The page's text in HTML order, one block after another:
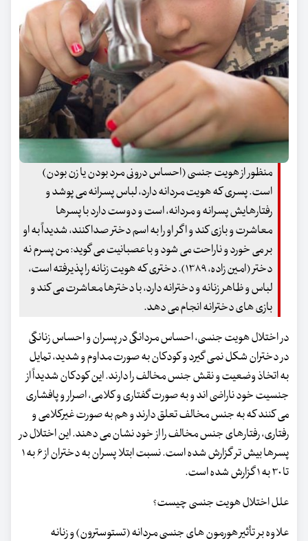
منظور از هویت جنسی (احساس درونی مرد بودن یا زن بودن)
است. پسری که هویت مردانه دارد، لباس پسرانه می پوشد و
رفتارهایش پسرانه و مردانه، است و دوست دارد با پسرها
معاشرت و بازی کند و اگر او را به اسم دختر صدا کنند، شدیداً به او
بر می خورد و ناراحت می شود و با عصبانیت می گوید: من پسرم نه
دختر (امین زاده، ۱۳۸۹). دختری که هویت زنانه را پذیرفته است،
لباس و ظاهر زنانه و دخترانه دارد، با دخترها معاشرت می کند و
بازی های دخترانه انجام می دهد.
در اختلال هویت جنسی، احساس مردانگی در پسران و احساس زنانگی
در دختران شکل نمی گیرد و کودکان به صورت مداوم و شدید، تمایل
به اتخاذ وضعیت و نقش جنس مخالف را دارند. این کودکان شدیداً از
جنسیت خود ناراضی اند و به صورت گفتاری و کلامی، اصرار و پافشاری
می کنند که به جنس مخالف تعلق دارند و هم به صورت غیرکلامی و
رفتاری، رفتارهای جنس مخالف را از خود نشان می دهند. این اختلال در
پسرها بیش تر گزارش شده است. نسبت ابتلا پسران به دختران از ۶ به ۱
تا ۳۰ به ۱ گزارش شده است.
علل اختلال هویت جنسی چیست؟
علاوه بر تأثیر هورمون های جنسی مردانه (تستوسترون) و زنانه